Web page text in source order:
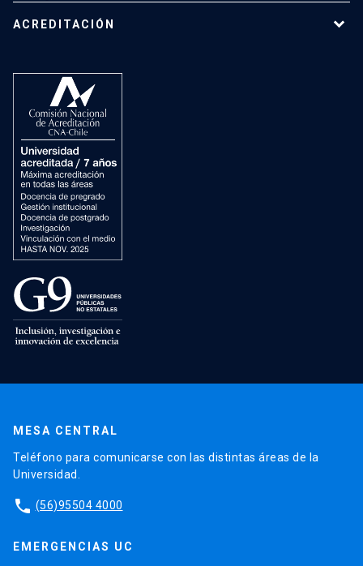
ACREDITACIÓN
MESA CENTRAL
Teléfono para comunicarse con las distintas áreas de la
Universidad.
phone (56)95504 4000
EMERGENCIAS UC